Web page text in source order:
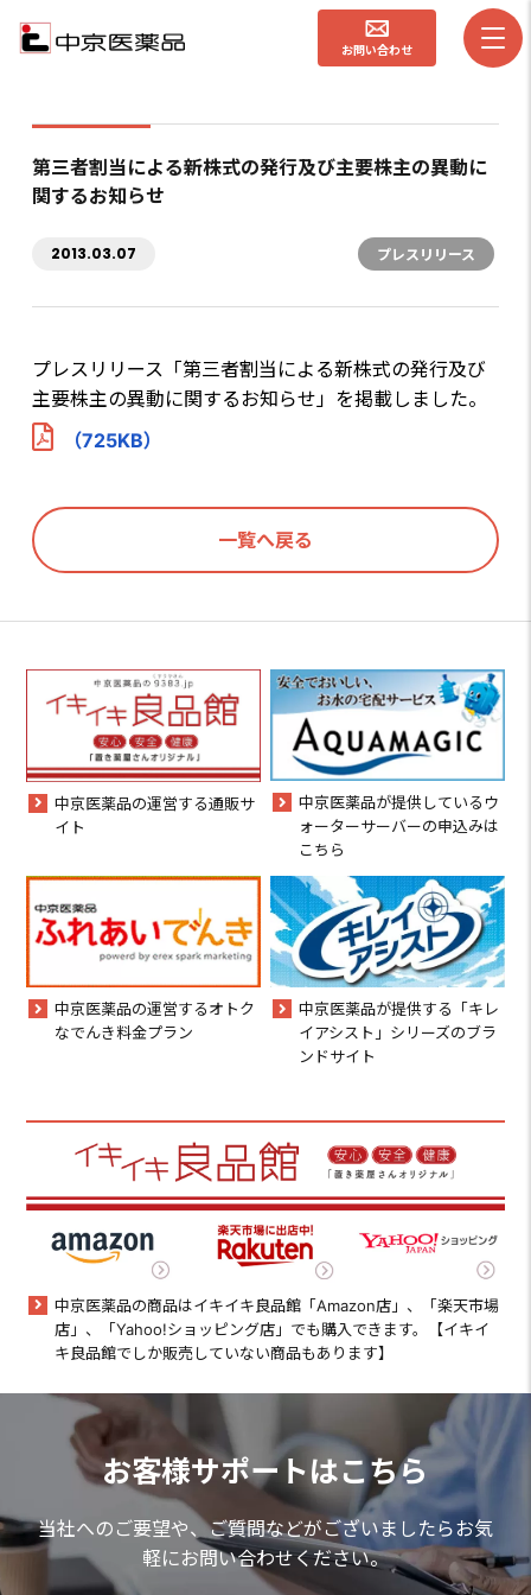
お問い合わせ
第三者割当による新株式の発行及び主要株主の異動に
関するお知らせ
2013.03.07 プレスリリース
プレスリリース「第三者割当による新株式の発行及び
主要株主の異動に関するお知らせ」を掲載しました。
（725KB）
一覧へ戻る
中京医薬品の運営する通販サ
イト
中京医薬品が提供しているウ
ォーターサーバーの申込みは
こちら
中京医薬品の運営するオトク
なでんき料金プラン
中京医薬品が提供する「キレ
イアシスト」シリーズのブラ
ンドサイト
中京医薬品の商品はイキイキ良品館「Amazon店」、「楽天市場
店」、「Yahoo!ショッピング店」でも購入できます。【イキイ
キ良品館でしか販売していない商品もあります】
お客様サポートはこちら
当社へのご要望や、ご質問などがございましたらお気
軽にお問い合わせください。